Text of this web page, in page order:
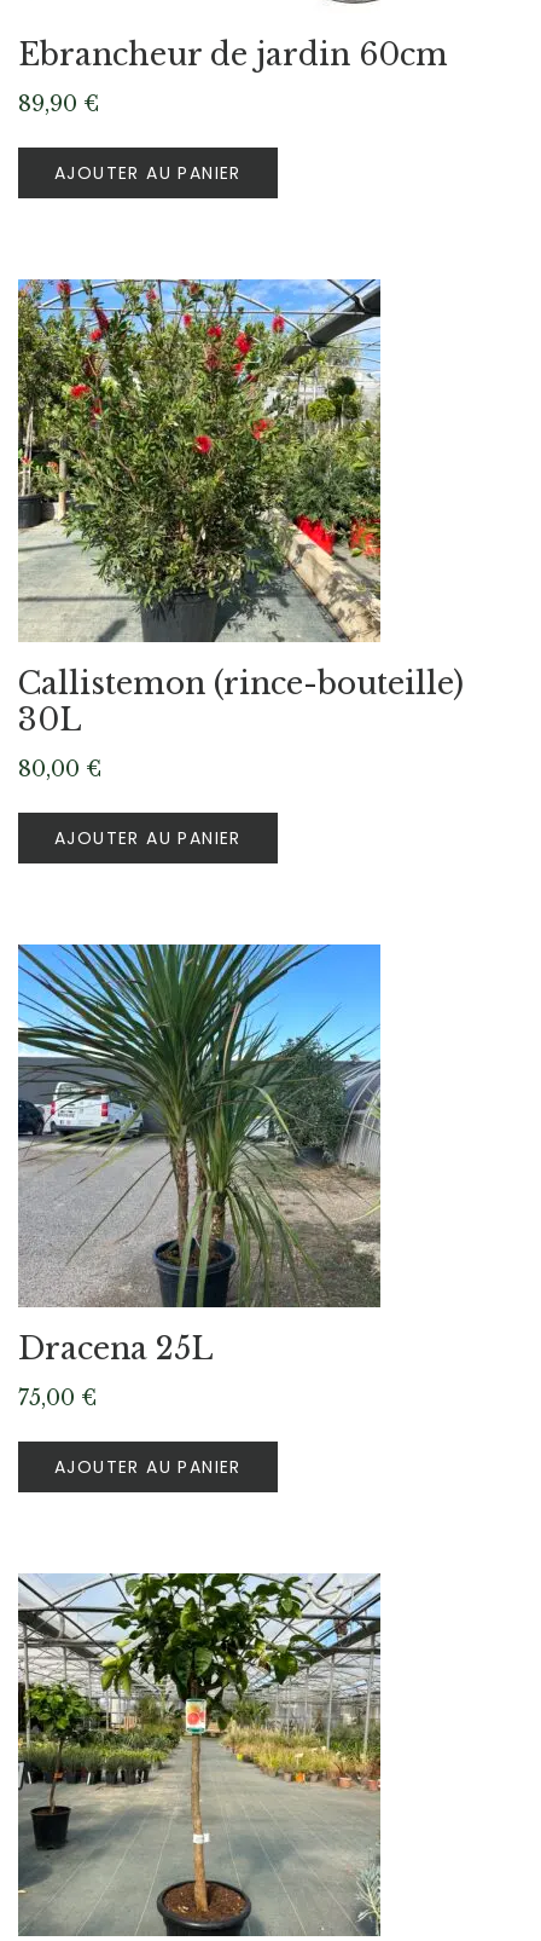
Ebrancheur de jardin 60cm
89,90 €
AJOUTER AU PANIER
Callistemon (rince-bouteille)
30L
80,00 €
AJOUTER AU PANIER
Dracena 25L
75,00 €
AJOUTER AU PANIER